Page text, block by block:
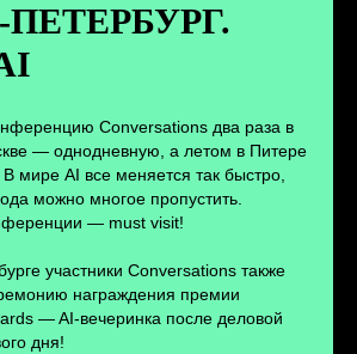
Conversations два раза в
— однодневную, а летом в Питере
мире AI все меняется так быстро,
можно многое пропустить.
— must visit!
участники Conversations также
награждения премии
— AI-вечеринка после деловой
дня!